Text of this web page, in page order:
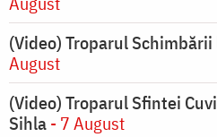
(Video) Troparul
August
(Video) Troparul Sfintei
Sihla- 7 August